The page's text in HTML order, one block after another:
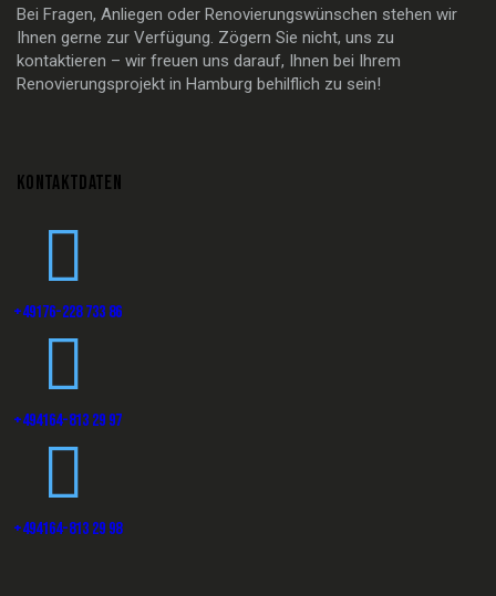
Bei Fragen, Anliegen oder Renovierungswünschen stehen wir
Ihnen gerne zur Verfügung. Zögern Sie nicht, uns zu
kontaktieren – wir freuen uns darauf, Ihnen bei Ihrem
Renovierungsprojekt in Hamburg behilflich zu sein!
KONTAKTDATEN
+49176-228 733 86
+494164-813 29 97
+494164-813 29 98